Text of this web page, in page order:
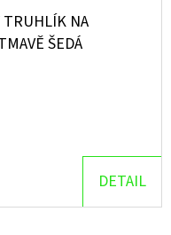
TRUHLÍK NA
ŠEDÁ
DETAIL